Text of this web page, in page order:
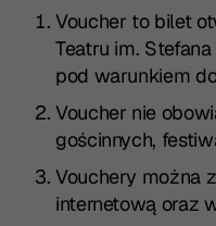
Voucher to bilet
Teatru im.
pod warunkiem
Voucher nie
gościnnych,
Vouchery można
internetową oraz